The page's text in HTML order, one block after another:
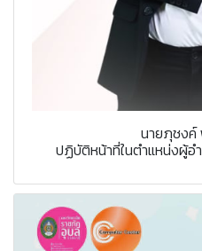
นายภุชงค์
ปฏิบัติหน้าที่ในตำแหน่งผู้อ